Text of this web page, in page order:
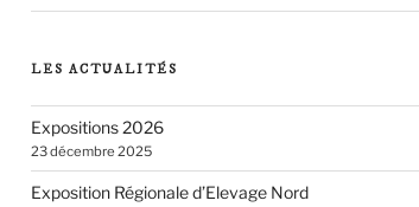
LES ACTUALITÉS
Expositions 2026
23 décembre 2025
Exposition Régionale d’Elevage Nord